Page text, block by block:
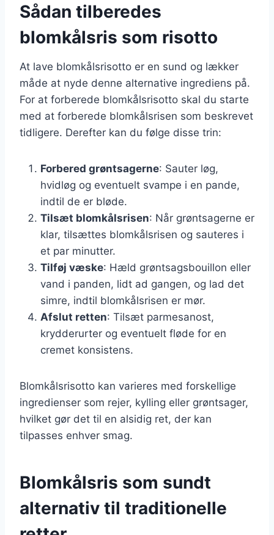
Sådan tilberedes
blomkålsris som risotto
At lave blomkålsrisotto er en sund og lækker
måde at nyde denne alternative ingrediens på.
For at forberede blomkålsrisotto skal du starte
med at forberede blomkålsrisen som beskrevet
tidligere. Derefter kan du følge disse trin:
Forbered grøntsagerne: Sauter løg,
hvidløg og eventuelt svampe i en pande,
indtil de er bløde.
Tilsæt blomkålsrisen: Når grøntsagerne er
klar, tilsættes blomkålsrisen og sauteres i
et par minutter.
Tilføj væske: Hæld grøntsagsbouillon eller
vand i panden, lidt ad gangen, og lad det
simre, indtil blomkålsrisen er mør.
Afslut retten: Tilsæt parmesanost,
krydderurter og eventuelt fløde for en
cremet konsistens.
Blomkålsrisotto kan varieres med forskellige
ingredienser som rejer, kylling eller grøntsager,
hvilket gør det til en alsidig ret, der kan
tilpasses enhver smag.
Blomkålsris som sundt
alternativ til traditionelle